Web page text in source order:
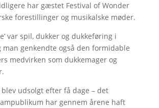
har gæstet Festival of Wonder
forestillinger og musikalske møder.
var spil, dukker og dukkeføring i
man genkendte også den formidable
medvirken som dukkemager og
udsolgt efter få dage – det
har gennem årene haft